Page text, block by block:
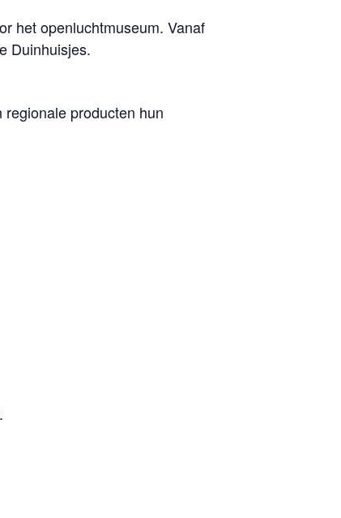
het openluchtmuseum. Vanaf
Duinhuisjes.
producten hun